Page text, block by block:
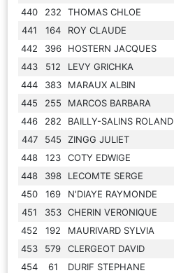
440
232 THOMAS CHLOE
441
164 ROY CLAUDE
442
396 HOSTERN JACQUES
443
512 LEVY GRICHKA
444
383 MARAUX ALBIN
445
255 MARCOS BARBARA
446
282 BAILLY-SALINS ROLAND
447
545 ZINGG JULIET
448
123 COTY EDWIGE
448
398 LECOMTE SERGE
450
169 N'DIAYE RAYMONDE
451
353 CHERIN VERONIQUE
452
192 MAURIVARD SYLVIA
453
579 CLERGEOT DAVID
454
61 DURIF STEPHANE